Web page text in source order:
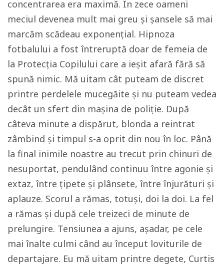
concentrarea era maximă. În zece oameni
meciul devenea mult mai greu și șansele să mai
marcăm scădeau exponențial. Hipnoza
fotbalului a fost întreruptă doar de femeia de
la Protecția Copilului care a ieșit afară fără să
spună nimic. Mă uitam cât puteam de discret
printre perdelele mucegăite și nu puteam vedea
decât un sfert din mașina de poliție. După
câteva minute a dispărut, blonda a reintrat
zâmbind și timpul s-a oprit din nou în loc. Până
la final inimile noastre au trecut prin chinuri de
nesuportat, pendulând continuu între agonie și
extaz, între țipete și plânsete, între înjurături și
aplauze. Scorul a rămas, totuși, doi la doi. La fel
a rămas și după cele treizeci de minute de
prelungire. Tensiunea a ajuns, așadar, pe cele
mai înalte culmi când au început loviturile de
departajare. Eu mă uitam printre degete, Curtis